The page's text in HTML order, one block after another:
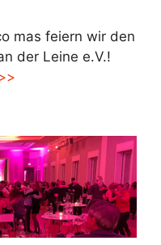
mas feiern wir den
der Leine e.V.!